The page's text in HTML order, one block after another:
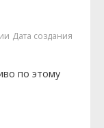
Дата создания
по этому